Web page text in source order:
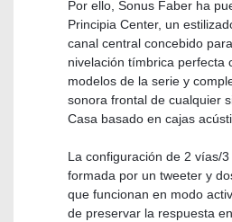
Por ello, Sonus Faber ha
Principia Center, un
canal central concebido
nivelación tímbrica perfecta
modelos de la serie y
sonora frontal de cualquier
Casa basado en cajas
La configuración de 2 vías/
formada por un tweeter y
que funcionan en modo
de preservar la respuesta